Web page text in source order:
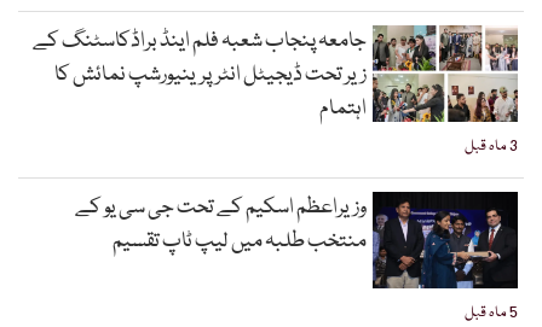
3 ماہ قبل
جامعہ پنجاب شعبہ فلم اینڈ براڈکاسٹنگ کے
زیر تحت ڈیجیٹل انٹرپرینیورشپ نمائش کا
اہتمام
5 ماہ قبل
وزیراعظم اسکیم کے تحت جی سی یو کے
منتخب طلبہ میں لیپ ٹاپ تقسیم